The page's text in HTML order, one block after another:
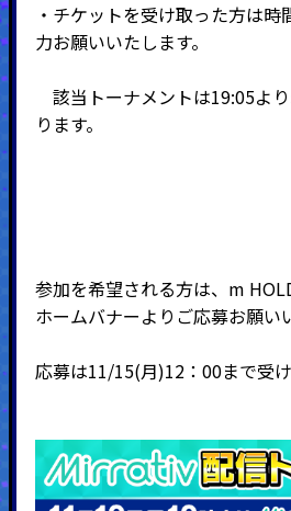
・チケットを受け取った方は
力お願いいたします。
該当トーナメントは19:05よ
ります。
参加を希望される方は、 m
ホームバナーよりご応募お願い
応募は11/15(月)12：00まで受け